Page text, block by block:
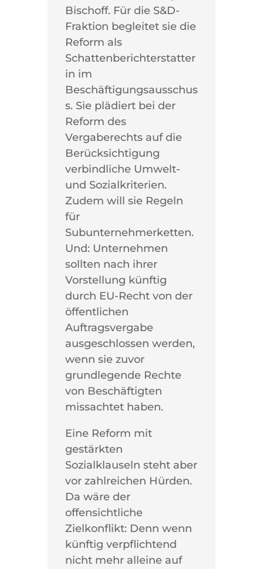
Bischoff. Für die S&D-
Fraktion begleitet sie die
Reform als
Schattenberichterstatter
in im
Beschäftigungsausschus
s. Sie plädiert bei der
Reform des
Vergaberechts auf die
Berücksichtigung
verbindliche Umwelt-
und Sozialkriterien.
Zudem will sie Regeln
für
Subunternehmerketten.
Und: Unternehmen
sollten nach ihrer
Vorstellung künftig
durch EU-Recht von der
öffentlichen
Auftragsvergabe
ausgeschlossen werden,
wenn sie zuvor
grundlegende Rechte
von Beschäftigten
missachtet haben.
Eine Reform mit
gestärkten
Sozialklauseln steht aber
vor zahlreichen Hürden.
Da wäre der
offensichtliche
Zielkonflikt: Denn wenn
künftig verpflichtend
nicht mehr alleine auf